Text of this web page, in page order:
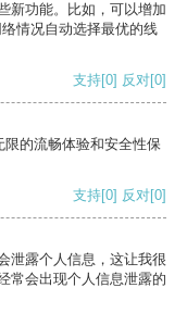
新功能。比如，可以增加
情况自动选择最优的线
支持[0] 反对[0]
的流畅体验和安全性保
支持[0] 反对[0]
泄露个人信息，这让我很
常会出现个人信息泄露的